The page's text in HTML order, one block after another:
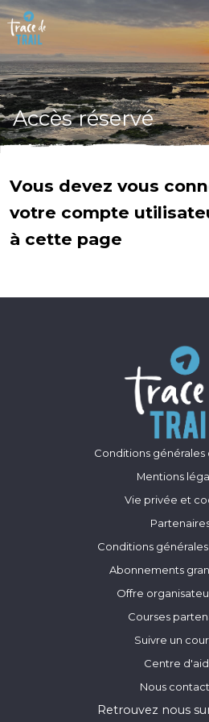
Accès réservé
Vous devez vous
votre compte
à cette page
Conditions générales
Mentions
Vie privée et
Conditions
Abonnements
Offre
Courses
Suivre un
Centre
Nous
Retrouvez nous